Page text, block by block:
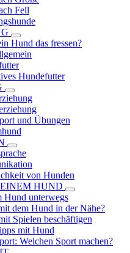
Fell
Hund das fressen?
Hundefutter
und Übungen
von Hunden
HUND
Hund unterwegs
dem Hund in der Nähe?
Spielen beschäftigen
mit Hund
Welchen Sport machen?